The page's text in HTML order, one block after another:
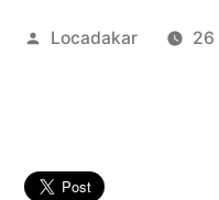
Publié
Locadakar 26